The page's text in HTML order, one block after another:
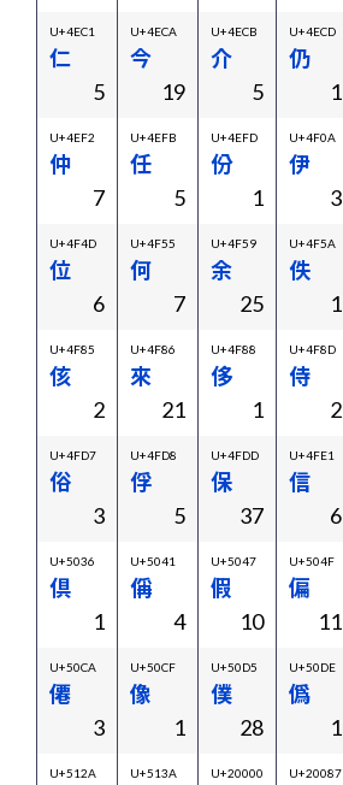
U+4EC1
仁
5
U+4ECA
今
19
U+4ECB
介
5
U+4ECD
仍
1
U+4EF2
仲
7
U+4EFB
任
5
U+4EFD
份
1
U+4F0A
伊
3
U+4F4D
位
6
U+4F55
何
7
U+4F59
余
25
U+4F5A
佚
1
U+4F85
侅
2
U+4F86
來
21
U+4F88
侈
1
U+4F8D
侍
2
U+4FD7
俗
3
U+4FD8
俘
5
U+4FDD
保
37
U+4FE1
信
6
U+5036
倶
1
U+5041
偁
4
U+5047
假
10
U+504F
偏
11
U+50CA
僊
3
U+50CF
像
1
U+50D5
僕
28
U+50DE
僞
1
U+512A U+513A U+20000 U+20087